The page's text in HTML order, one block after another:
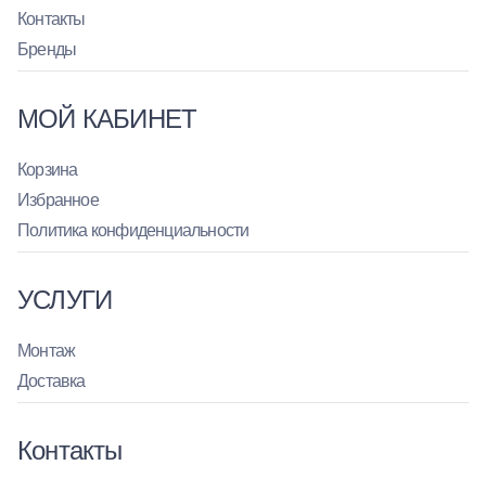
Контакты
Бренды
МОЙ КАБИНЕТ
Корзина
Избранное
Политика конфиденциальности
УСЛУГИ
Монтаж
Доставка
Контакты